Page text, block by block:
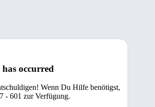
occurred
Wenn Du Hilfe benötigst,
- 601 zur Verfügung.